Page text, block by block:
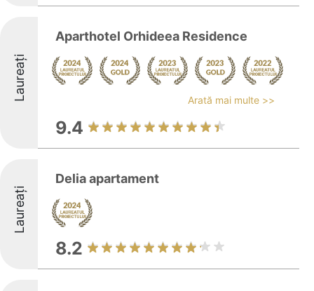
Laureați
Aparthotel Orhideea Residence
Arată mai multe >>
9.4
Laureați
Delia apartament
8.2